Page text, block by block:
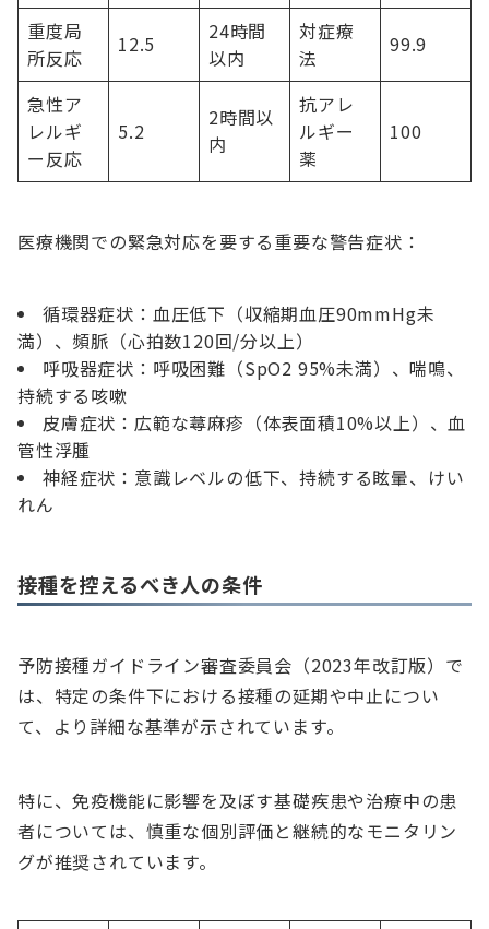
重度局
所反応
12.5
24時間
以内
対症療
法
99.9
急性ア
レルギ
ー反応
5.2
2時間以
内
抗アレ
ルギー
薬
100
医療機関での緊急対応を要する重要な警告症状：
循環器症状：血圧低下（収縮期血圧90mmHg未
満）、頻脈（心拍数120回/分以上）
呼吸器症状：呼吸困難（SpO2 95%未満）、喘鳴、
持続する咳嗽
皮膚症状：広範な蕁麻疹（体表面積10%以上）、血
管性浮腫
神経症状：意識レベルの低下、持続する眩暈、けい
れん
接種を控えるべき人の条件
予防接種ガイドライン審査委員会（2023年改訂版）で
は、特定の条件下における接種の延期や中止につい
て、より詳細な基準が示されています。
特に、免疫機能に影響を及ぼす基礎疾患や治療中の患
者については、慎重な個別評価と継続的なモニタリン
グが推奨されています。